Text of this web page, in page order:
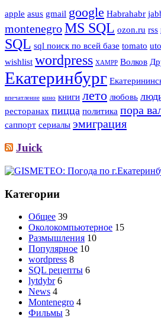
apple asus gmail google Habrahabr
montenegroMS SQL ozon.ru rss
SQL sql поиск по всей базе tomato
wishlist wordpress XAMPP Волков
Екатеринбург
впечатление кино книги лето любовь
ресторанах пицца политика пора
саппорт сериалы эмиграция
Juick
Категории
Общее 39
Околокомпьютерное 15
Размышления 10
Популярное 10
wordpress 8
SQL рецепты 6
lytdybr 6
News 4
Montenegro 4
Фильмы 3